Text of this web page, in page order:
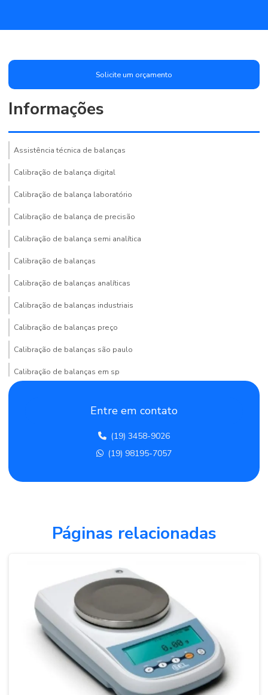
Solicite um orçamento
Informações
Assistência técnica de balanças
Calibração de balança digital
Calibração de balança laboratório
Calibração de balança de precisão
Calibração de balança semi analítica
Calibração de balanças
Calibração de balanças analíticas
Calibração de balanças industriais
Calibração de balanças preço
Calibração de balanças são paulo
Calibração de balanças em sp
Calibração de balão volumétrico
Calibração de câmara fria
Calibração de condutividade
Calibração de densímetro de vidro
Calibração de estufa
Calibração e manutenção de balanças
Calibração de micrômetro
Calibração de micrômetro externo
Entre em contato
(19) 3458-9026
(19) 98195-7057
Páginas relacionadas